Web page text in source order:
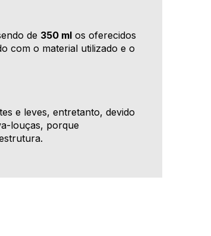
de 350 ml os oferecidos
com o material utilizado e o
e leves, entretanto, devido
louças, porque